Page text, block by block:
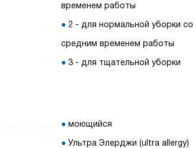
временем работы
2 - для нормальной уборки со
средним временем работы
3 - для тщательной уборки
моющийся
Ультра Элерджи (ultra allergy)